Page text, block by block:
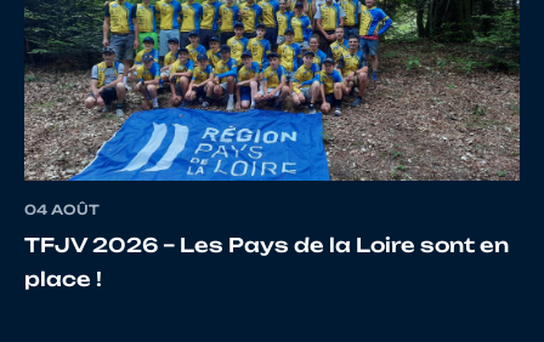
04 AOÛT
TFJV 2026 – Les Pays de la Loire sont en
place !